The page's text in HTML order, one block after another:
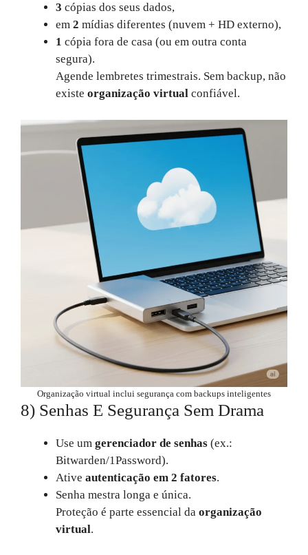
3 cópias dos seus dados,
em 2 mídias diferentes (nuvem + HD externo),
1 cópia fora de casa (ou em outra conta
segura).
Agende lembretes trimestrais. Sem backup, não
existe organização virtual confiável.
Organização virtual inclui segurança com backups inteligentes
8) Senhas E Segurança Sem Drama
Use um gerenciador de senhas (ex.:
Bitwarden/1Password).
Ative autenticação em 2 fatores.
Senha mestra longa e única.
Proteção é parte essencial da organização
virtual.